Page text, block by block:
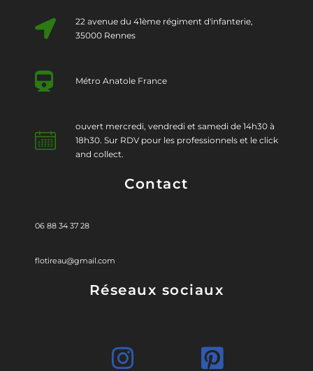
22 avenue du 41ème régiment d'infanterie,
35000 Rennes
Métro Anatole France
ouvert mercredi, vendredi et samedi de 14h30 à
18h30. Sur RDV pour les professionnels et le click
and collect.
Contact
06 88 34 37 28
flotireau@gmail.com
Réseaux sociaux